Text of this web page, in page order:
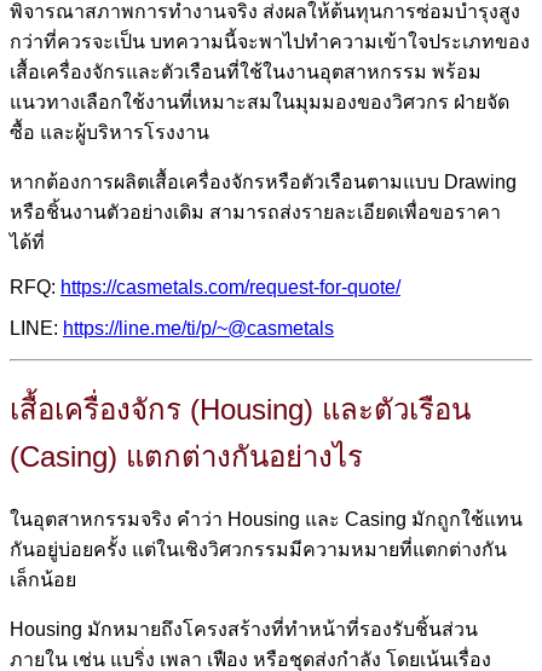
พิจารณาสภาพการทำงานจริง ส่งผลให้ต้นทุนการซ่อมบำรุงสูง
กว่าที่ควรจะเป็น บทความนี้จะพาไปทำความเข้าใจประเภทของ
เสื้อเครื่องจักรและตัวเรือนที่ใช้ในงานอุตสาหกรรม พร้อม
แนวทางเลือกใช้งานที่เหมาะสมในมุมมองของวิศวกร ฝ่ายจัด
ซื้อ และผู้บริหารโรงงาน
หากต้องการผลิตเสื้อเครื่องจักรหรือตัวเรือนตามแบบ Drawing
หรือชิ้นงานตัวอย่างเดิม สามารถส่งรายละเอียดเพื่อขอราคา
ได้ที่
RFQ: https://casmetals.com/request-for-quote/
LINE: https://line.me/ti/p/~@casmetals
เสื้อเครื่องจักร (Housing) และตัวเรือน
(Casing) แตกต่างกันอย่างไร
ในอุตสาหกรรมจริง คำว่า Housing และ Casing มักถูกใช้แทน
กันอยู่บ่อยครั้ง แต่ในเชิงวิศวกรรมมีความหมายที่แตกต่างกัน
เล็กน้อย
Housing มักหมายถึงโครงสร้างที่ทำหน้าที่รองรับชิ้นส่วน
ภายใน เช่น แบริ่ง เพลา เฟือง หรือชุดส่งกำลัง โดยเน้นเรื่อง